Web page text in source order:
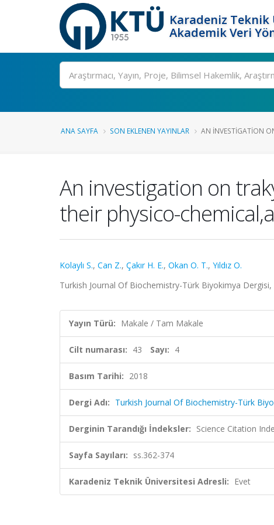
Karadeniz
Akademik Veri
Ara
ANA SAYFA SON EKLENEN YAYINLAR AN INVESTIGATION
An investigation on
their physico-
Kolaylı S., Can Z., Çakır H. E., Okan O. T., Yıldız O.
Turkish Journal Of Biochemistry-Türk Biyokimya
Yayın Türü: Makale / Tam Makale
Cilt numarası: 43 Sayı: 4
Basım Tarihi: 2018
Dergi Adı: Turkish Journal Of Biochemistry-Türk
Derginin Tarandığı İndeksler: Science Citation
Sayfa Sayıları: ss.362-374
Karadeniz Teknik Üniversitesi Adresli: Evet